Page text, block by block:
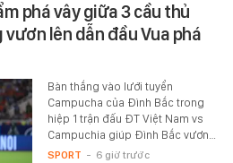
phá vây giữa 3 cầu thủ
vươn lên dẫn đầu Vua phá
Bàn thắng vào lưới tuyển
Campucha của Đình Bắc trong
hiệp 1 trận đấu ĐT Việt Nam vs
Campuchia giúp Đình Bắc vươn…
SPORT - 6 giờ trước